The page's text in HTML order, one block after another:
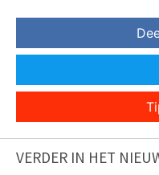
VERDER IN HET